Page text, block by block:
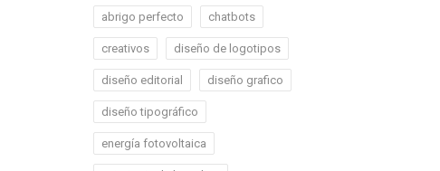
abrigo perfecto chatbots
creativos diseño de logotipos
diseño editorial diseño grafico
diseño tipográfico
energía fotovoltaica